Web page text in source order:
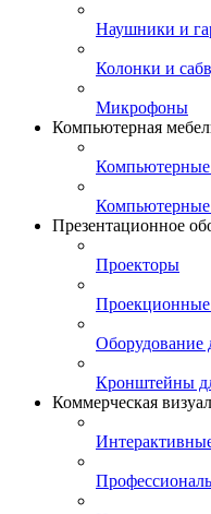
Наушники и
Колонки и
Микрофоны
Компьютерная
Компьютерные
Презентационное
Проекторы
Оборудование
Кронштейны
Коммерческая